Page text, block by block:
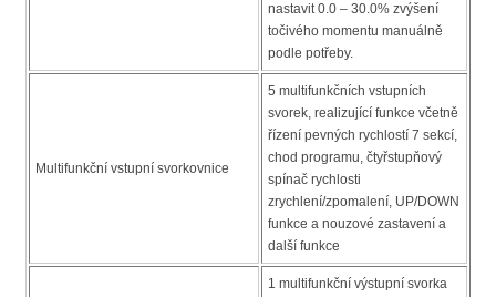
nastavit 0.0 – 30.0% zvýšení
točivého momentu manuálně
podle potřeby.
Multifunkční vstupní svorkovnice
5 multifunkčních vstupních
svorek, realizující funkce včetně
řízení pevných rychlostí 7 sekcí,
chod programu, čtyřstupňový
spínač rychlosti
zrychlení/zpomalení, UP/DOWN
funkce a nouzové zastavení a
další funkce
1 multifunkční výstupní svorka